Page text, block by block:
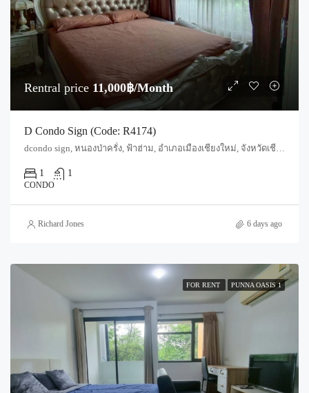
Rentral price 11,000฿/Month
D Condo Sign (Code: R4174)
dcondo sign, หนองป่าครั่ง, ฟ้าฮ่าม, อำเภอเมืองเชียงใหม่, จังหวัดเชียงใหม่, 50300, ประเทศไทย, Chiang Mai, Mueang Chiang Mai, Fa Ham
1 1
CONDO
Richard Jones 6 days ago
FOR RENT PUNNA OASIS 1